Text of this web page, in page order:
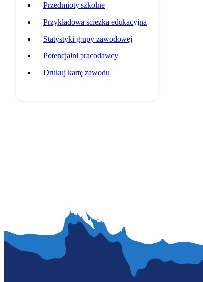
Przedmioty szkolne
Przykładowa ścieżka edukacyjna
Statystyki grupy zawodowej
Potencjalni pracodawcy
Drukuj kartę zawodu